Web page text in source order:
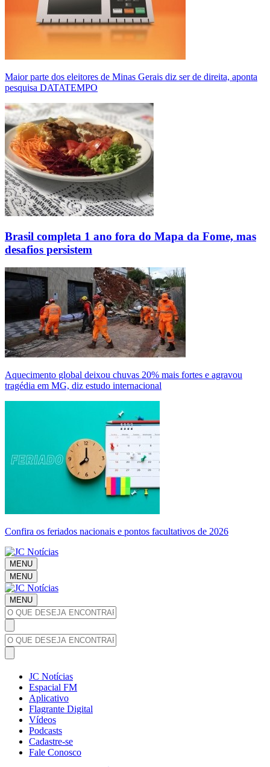
Maior parte dos eleitores de Minas Gerais diz ser de direita, aponta
pesquisa DATATEMPO
Brasil completa 1 ano fora do Mapa da Fome, mas
desafios persistem
Aquecimento global deixou chuvas 20% mais fortes e agravou
tragédia em MG, diz estudo internacional
Confira os feriados nacionais e pontos facultativos de 2026
MENU
MENU
MENU
JC Notícias
Espacial FM
Aplicativo
Flagrante Digital
Vídeos
Podcasts
Cadastre-se
Fale Conosco